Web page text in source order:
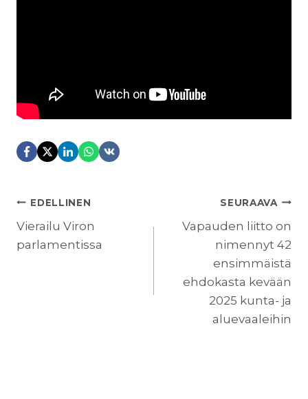
ARTIKKELIEN
SELAUS
EDELLINEN
Vierailu Viron
parlamentissa
SEURAAVA
Vapauden liitto on
nimennyt 42
ensimmäistä
ehdokasta kevään
2025 kunta- ja
aluevaaleihin